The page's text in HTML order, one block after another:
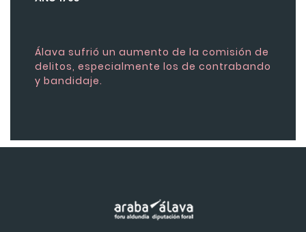
Álava sufrió un aumento de la comisión de
delitos, especialmente los de contrabando
y bandidaje.